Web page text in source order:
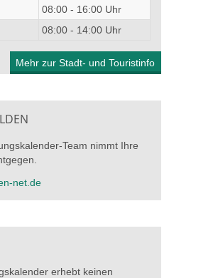
08:00 - 16:00 Uhr
08:00 - 14:00 Uhr
Mehr zur Stadt- und Touristinfo
Team nimmt Ihre
net.de
erhebt keinen